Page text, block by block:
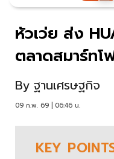
หัวเว่ย ส่ง
ตลาดสมาร์ท
By ฐานเศรษฐกิจ
09 ก.พ. 69 | 06:46 น.
KEY